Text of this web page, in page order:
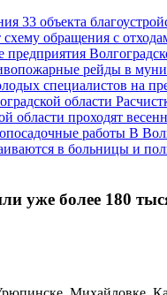
В
уже более 180